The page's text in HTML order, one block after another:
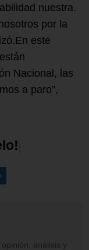
nuestra.
por la
este
Nacional, las
a paro”,
o!
análisis y